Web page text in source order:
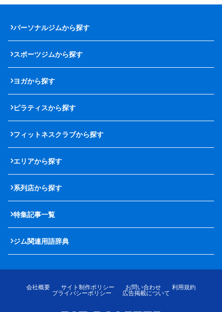
パーソナルジムから探す
スポーツジムから探す
ヨガから探す
ピラティスから探す
フィットネスクラブから探す
エリアから探す
系列店から探す
特集記事一覧
ジム関連用語辞典
会社概要 サイト制作ポリシー お問い合わせ
利用規約
プライバシーポリシー
広告掲載について